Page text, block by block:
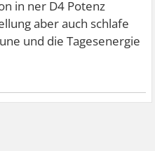
in ner D4 Potenz
aber auch schlafe
und die Tagesenergie